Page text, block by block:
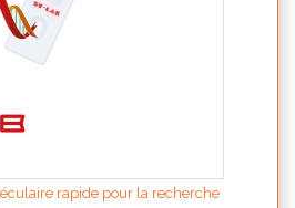
rapide pour la recherche